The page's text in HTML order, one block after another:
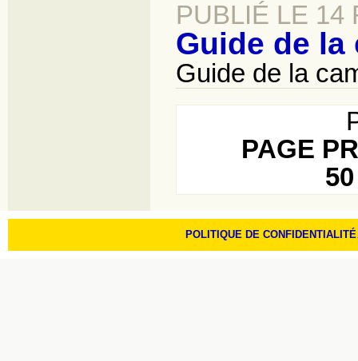
PUBLIÉ LE 14
Guide de la
Guide de la
PAGE
POLITIQUE DE CONFIDENTIALITÉ